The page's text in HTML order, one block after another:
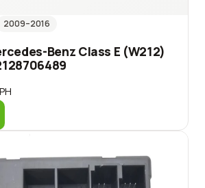
2009–2016
Benz Class E (W212)